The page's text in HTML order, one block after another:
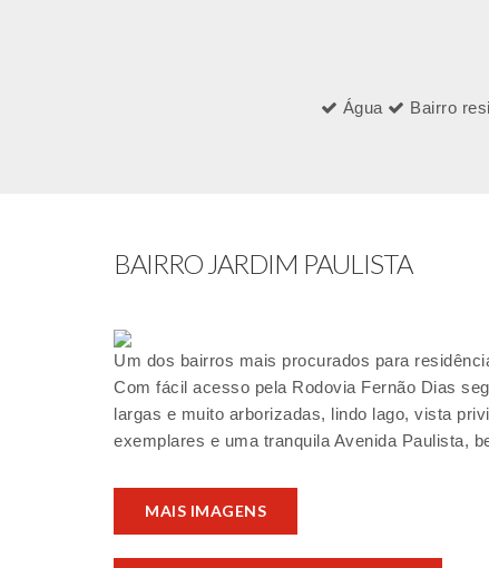
Água Bairro
BAIRRO JARDIM PAULISTA
Um dos bairros mais procurados para
Com fácil acesso pela Rodovia Fernão Dias
largas e muito arborizadas, lindo lago, vista
exemplares e uma tranquila Avenida Paulista,
MAIS IMAGENS